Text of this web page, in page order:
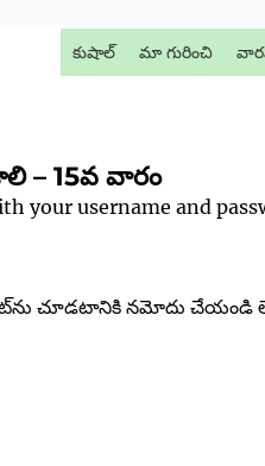
కుషాల్ మా గురించి
– 15వ వారం
your username and
చూడటానికి నమోదు చేయండి